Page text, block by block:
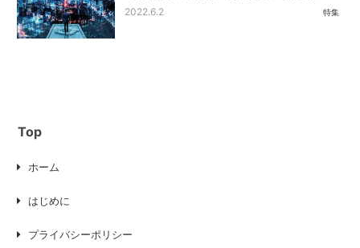
2022.6.2 特集
Top
ホーム
はじめに
プライバシーポリシー